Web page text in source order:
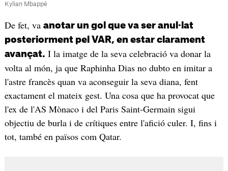
Kylian Mbappé
De fet, va anotar un gol que va ser anul·lat
posteriorment pel VAR, en estar clarament
avançat. I la imatge de la seva celebració va donar la
volta al món, ja que Raphinha Dias no dubto en imitar a
l'astre francès quan va aconseguir la seva diana, fent
exactament el mateix gest. Una cosa que ha provocat que
l'ex de l'AS Mònaco i del Paris Saint-Germain sigui
objectiu de burla i de crítiques entre l'afició culer. I, fins i
tot, també en països com Qatar.